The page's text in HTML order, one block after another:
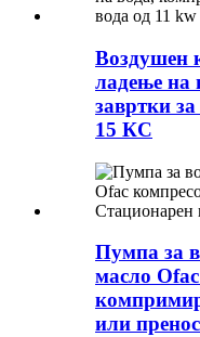
Воздушен
ладење на
завртки
15 КС
Пумпа за
масло
или